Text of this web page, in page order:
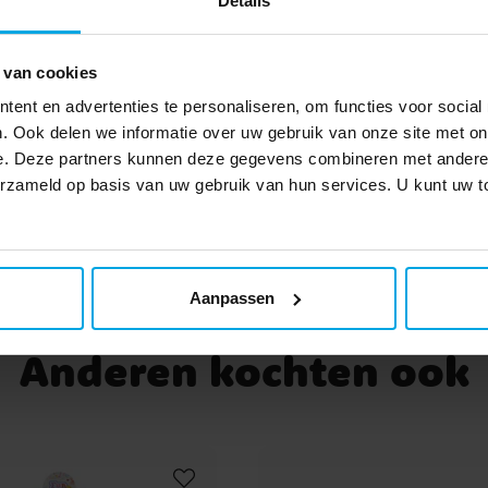
cookies
en advertenties te personaliseren, om functies voor social
Ook delen we informatie over uw gebruik van onze site met
Deze partners kunnen deze gegevens combineren met
op basis van uw gebruik van hun services. U kunt uw
Aanpassen
TOEVOEGEN
Anderen kochten ook